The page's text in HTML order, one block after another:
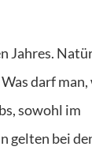
Jahres.
darf man,
sowohl im
gelten bei